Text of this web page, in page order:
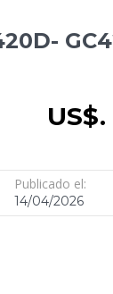
Publicado el:
14/04/2026